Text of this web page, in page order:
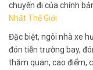
chuyến đi của chính
Nhất Thế Giới
Đặc biệt, ngôi nhà xe
đón tiễn trường bay,
thăm quan, cao điểm,